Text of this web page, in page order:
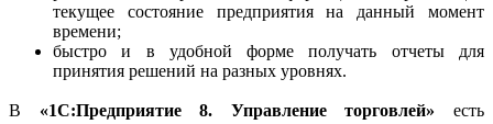
текущее состояние предприятия на данный момент
времени;
быстро и в удобной форме получать отчеты для
принятия решений на разных уровнях.
В «1С:Предприятие 8. Управление торговлей» есть